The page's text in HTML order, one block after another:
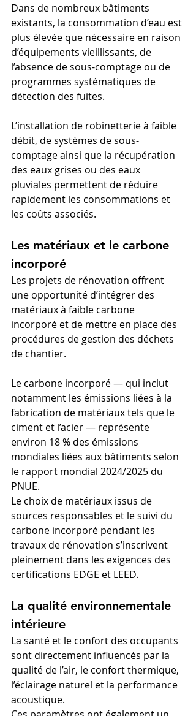
Dans de nombreux bâtiments
existants, la consommation d’eau est
plus élevée que nécessaire en raison
d’équipements vieillissants, de
l’absence de sous-comptage ou de
programmes systématiques de
détection des fuites.
L’installation de robinetterie à faible
débit, de systèmes de sous-
comptage ainsi que la récupération
des eaux grises ou des eaux
pluviales permettent de réduire
rapidement les consommations et
les coûts associés.
Les matériaux et le carbone
incorporé
Les projets de rénovation offrent
une opportunité d’intégrer des
matériaux à faible carbone
incorporé et de mettre en place des
procédures de gestion des déchets
de chantier.
Le carbone incorporé — qui inclut
notamment les émissions liées à la
fabrication de matériaux tels que le
ciment et l’acier — représente
environ 18 % des émissions
mondiales liées aux bâtiments selon
le rapport mondial 2024/2025 du
PNUE.
Le choix de matériaux issus de
sources responsables et le suivi du
carbone incorporé pendant les
travaux de rénovation s’inscrivent
pleinement dans les exigences des
certifications EDGE et LEED.
La qualité environnementale
intérieure
La santé et le confort des occupants
sont directement influencés par la
qualité de l’air, le confort thermique,
l’éclairage naturel et la performance
acoustique.